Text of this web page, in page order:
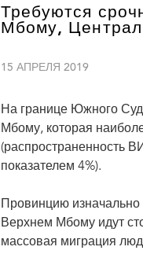
Требуются
Мбому,
15 АПРЕЛЯ 2019
На границе Южного
Мбому, которая
(распространенность
показателем 4%).
Провинцию
Верхнем Мбому идут
массовая миграция